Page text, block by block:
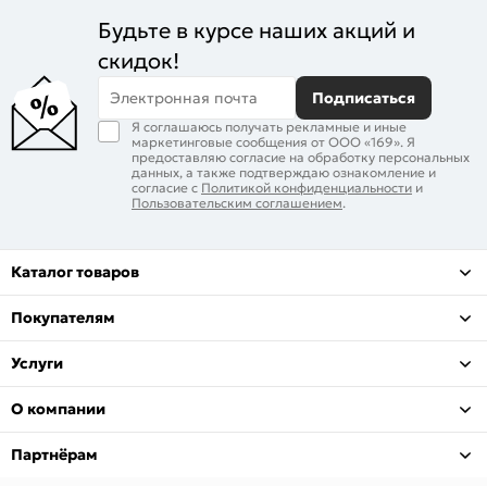
Будьте в курсе наших акций и
скидок!
Электронная почта Подписаться
Я соглашаюсь получать рекламные и иные
маркетинговые сообщения от ООО «169». Я
предоставляю согласие на обработку персональных
данных, а также подтверждаю ознакомление и
согласие с Политикой конфиденциальности и
Пользовательским соглашением.
Каталог товаров
Покупателям
Услуги
О компании
Партнёрам